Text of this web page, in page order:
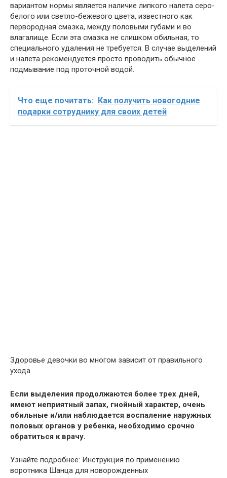
вариантом нормы является наличие липкого налета серо-
белого или светло-бежевого цвета, известного как
первородная смазка, между половыми губами и во
влагалище. Если эта смазка не слишком обильная, то
специального удаления не требуется. В случае выделений
и налета рекомендуется просто проводить обычное
подмывание под проточной водой.
Что еще почитать: Как получить новогодние
подарки сотруднику для своих детей
Здоровье девочки во многом зависит от правильного
ухода
Если выделения продолжаются более трех дней,
имеют неприятный запах, гнойный характер, очень
обильные и/или наблюдается воспаление наружных
половых органов у ребенка, необходимо срочно
обратиться к врачу.
Узнайте подробнее: Инструкция по применению
воротника Шанца для новорожденных